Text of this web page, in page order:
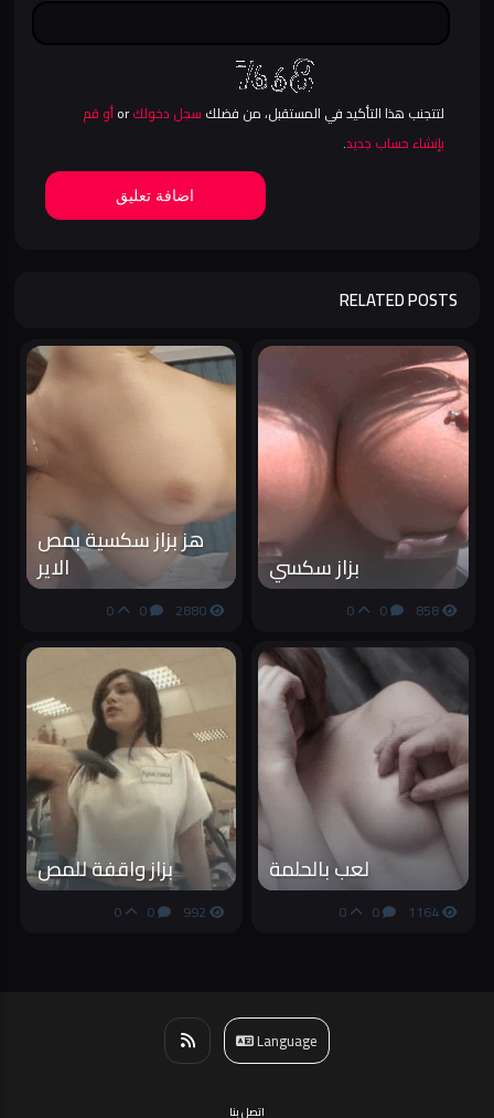
لتتجنب هذا التأكيد في المستقبل، من فضلك سجل دخولكor
أو قم
بإنشاء حساب جديد.
اضافة تعليق
RELATED POSTS
بزاز سكسي
858
0
0
هز بزاز سكسية بمص
الاير
2880
0
0
لعب بالحلمة
1164
0
0
بزاز واقفة للمص
0
0
Language
اتصل بنا